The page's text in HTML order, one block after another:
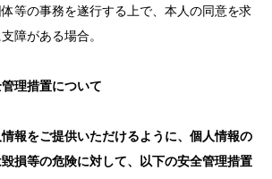
等の事務を遂行する上で、本人の同意を求
障がある場合。
理措置について
報をご提供いただけるように、個人情報の
損等の危険に対して、以下の安全管理措置